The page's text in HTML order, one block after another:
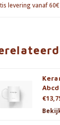
levering vanaf 60€